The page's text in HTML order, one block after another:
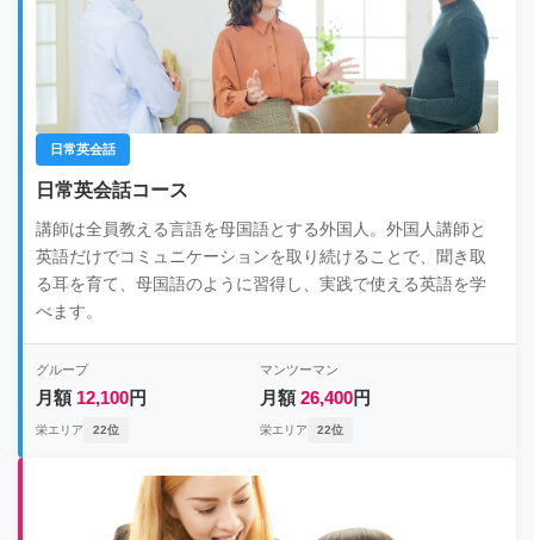
日常英会話
日常英会話コース
講師は全員教える言語を母国語とする外国人。外国人講師と
英語だけでコミュニケーションを取り続けることで、聞き取
る耳を育て、母国語のように習得し、実践で使える英語を学
べます。
グループ
月額 12,100円
栄エリア 22位
マンツーマン
月額26,400円
栄エリア 22位